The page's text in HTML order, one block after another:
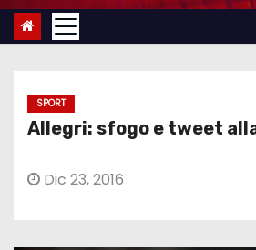
n
SPORT
Allegri: sfogo e tweet
Dic 23, 2016